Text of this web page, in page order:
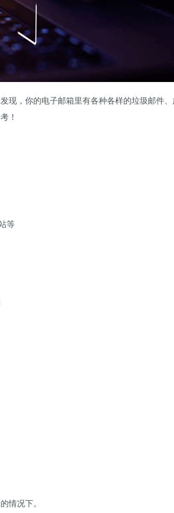
，你的电子邮箱里有各种各样的垃圾邮件、
！
等
情况下。